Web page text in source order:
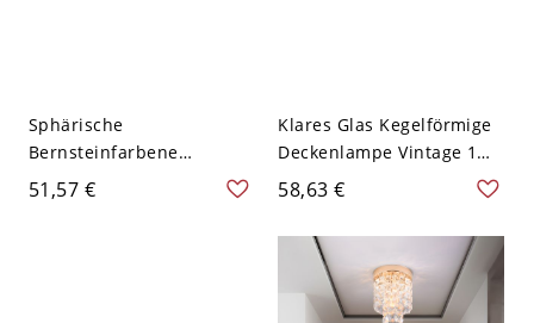
Sphärische
Bernsteinfarbene
Glasdeckenbeleuchtung
Bauernhaus 1-Kopf
51,57 €
Klares Glas Kegelförmige
Deckenlampe Vintage 1
Licht Korridor Halb-Flush-
Montageleuchte in Kupfer
58,63 €